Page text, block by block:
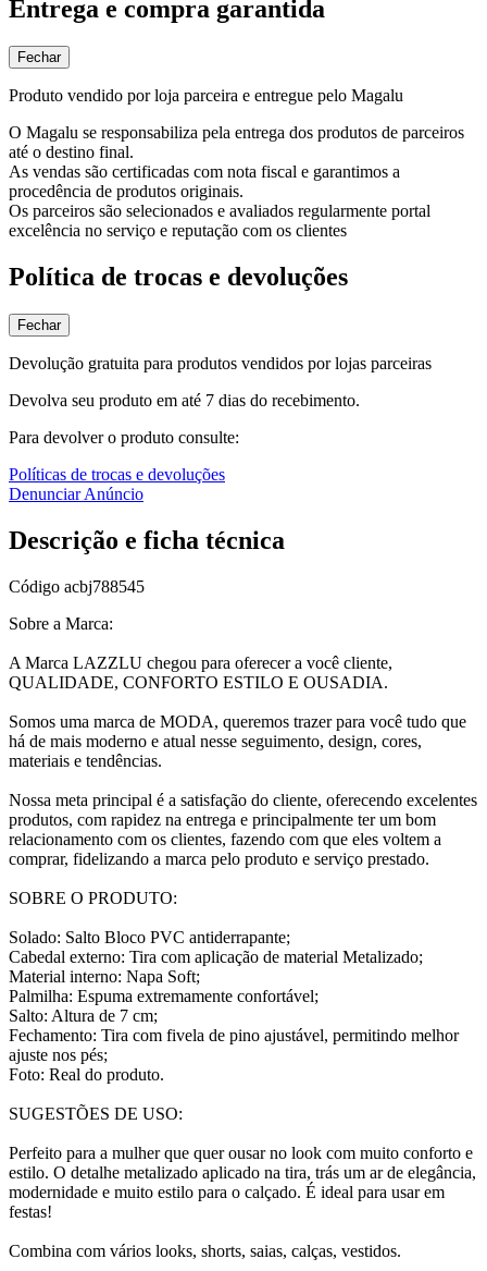
Entrega e compra garantida
Fechar
Produto vendido por loja parceira e entregue pelo Magalu
O Magalu se responsabiliza pela entrega dos produtos de parceiros
até o destino final.
As vendas são certificadas com nota fiscal e garantimos a
procedência de produtos originais.
Os parceiros são selecionados e avaliados regularmente portal
excelência no serviço e reputação com os clientes
Política de trocas e devoluções
Fechar
Devolução gratuita para produtos vendidos por lojas parceiras
Devolva seu produto em até 7 dias do recebimento.
Para devolver o produto consulte:
Políticas de trocas e devoluções
Denunciar Anúncio
Descrição e ficha técnica
Código acbj788545
Sobre a Marca:
A Marca LAZZLU chegou para oferecer a você cliente,
QUALIDADE, CONFORTO ESTILO E OUSADIA.
Somos uma marca de MODA, queremos trazer para você tudo que
há de mais moderno e atual nesse seguimento, design, cores,
materiais e tendências.
Nossa meta principal é a satisfação do cliente, oferecendo excelentes
produtos, com rapidez na entrega e principalmente ter um bom
relacionamento com os clientes, fazendo com que eles voltem a
comprar, fidelizando a marca pelo produto e serviço prestado.
SOBRE O PRODUTO:
Solado: Salto Bloco PVC antiderrapante;
Cabedal externo: Tira com aplicação de material Metalizado;
Material interno: Napa Soft;
Palmilha: Espuma extremamente confortável;
Salto: Altura de 7 cm;
Fechamento: Tira com fivela de pino ajustável, permitindo melhor
ajuste nos pés;
Foto: Real do produto.
SUGESTÕES DE USO:
Perfeito para a mulher que quer ousar no look com muito conforto e
estilo. O detalhe metalizado aplicado na tira, trás um ar de elegância,
modernidade e muito estilo para o calçado. É ideal para usar em
festas!
Combina com vários looks, shorts, saias, calças, vestidos.